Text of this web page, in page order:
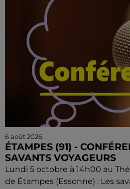
6 août 2026
ÉTAMPES (91) -
SAVANTS VOYAGEURS
Lundi 5 octobre à 14h00 au
de Étampes (Essonne) : Les